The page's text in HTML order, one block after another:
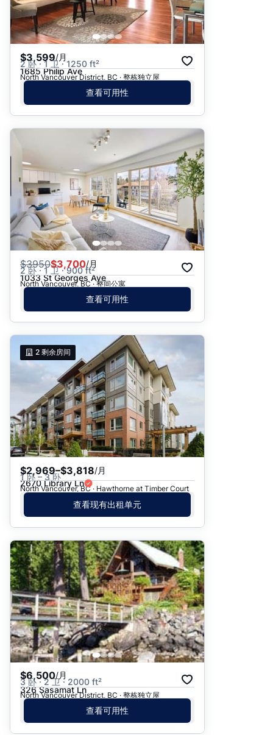
$3,599/月
2 卧 · 1 卫 · 1250 ft²
1685 Philip Ave
North Vancouver District, BC · 整栋独立屋
查看可用性
$3950$3,700/月
2 卧 · 1 卫 · 900 ft²
1033 St Georges Ave
North Vancouver, BC · 整间公寓
查看可用性
2 剩余房间
$2,969–$3,818/月
1 卧 – 3 卧
2670 Library Ln
North Vancouver, BC · Hawthorne at Timber Court
查看现有出租单元
$6,500/月
3 卧 · 2 卫 · 2000 ft²
326 Sasamat Ln
North Vancouver District, BC · 整栋独立屋
查看可用性